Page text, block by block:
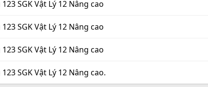
SGK Vật Lý 12 Nâng cao
SGK Vật Lý 12 Nâng cao
SGK Vật Lý 12 Nâng cao
SGK Vật Lý 12 Nâng cao.